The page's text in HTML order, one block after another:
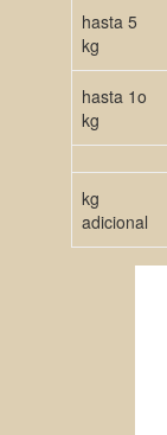
hasta 5
kg
hasta 1o
kg
kg
adicional